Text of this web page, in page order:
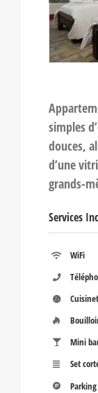
simples
douces,
d’une
grands-
Services
WiFi
Mini
Set
Parking